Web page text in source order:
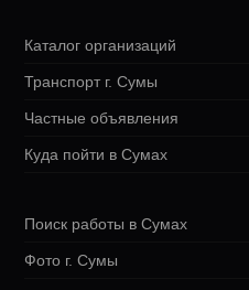
Каталог организаций
Транспорт г. Сумы
Частные объявления
Куда пойти в Сумах
Поиск работы в Сумах
Фото г. Сумы